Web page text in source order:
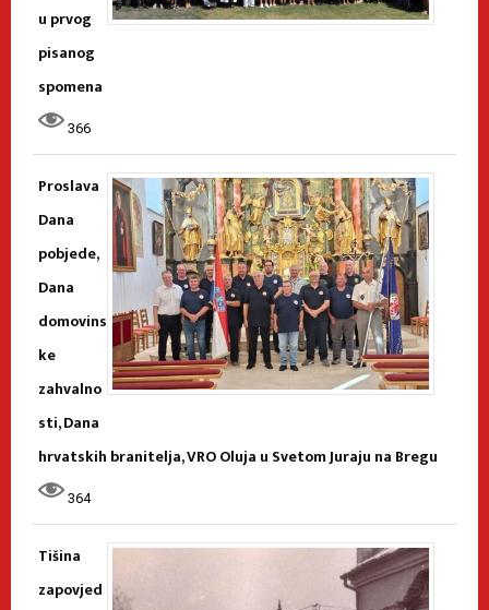
u prvog
pisanog
spomena
366
Proslava
Dana
pobjede,
Dana
domovins
ke
zahvalno
sti, Dana
hrvatskih branitelja, VRO Oluja u Svetom Juraju na Bregu
364
Tišina
zapovjed